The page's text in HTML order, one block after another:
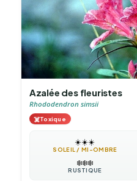
Azalée des fleuristes
Rhododendron simsii
☠️Toxique
☀️☀️☀️
SOLEIL / MI-OMBRE
❄️❄️❄️
RUSTIQUE